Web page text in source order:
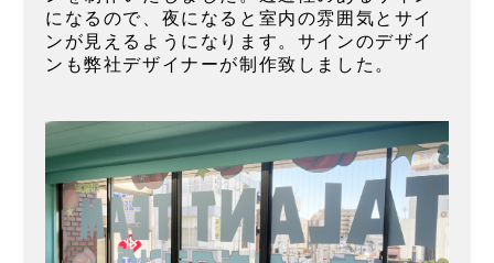
になるので、夜になると室内の雰囲気とサイ
ンが見えるようになります。サインのデザイ
ンも弊社デザイナーが制作致しました。